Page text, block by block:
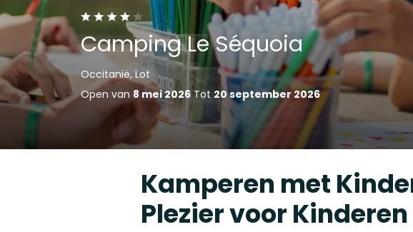
Camping Le Séquoia
Occitanië, Lot
Open van 8 mei 2026Tot 20 september 2026
Kamperen met
Plezier voor